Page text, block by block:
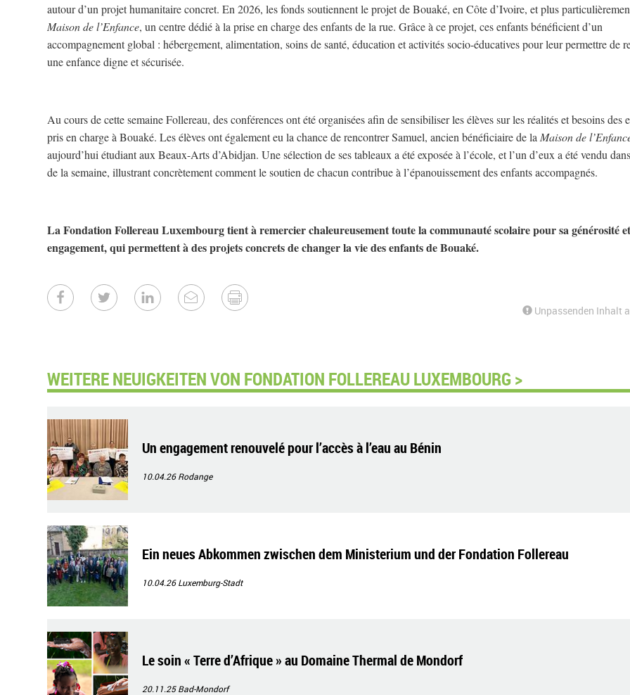
autour d’un projet humanitaire concret. En 2026, les fonds soutiennent le projet de Bouaké, en Côte d’Ivoire, et plus
Maison de l’Enfance, un centre dédié à la prise en charge des enfants de la rue. Grâce à ce projet, ces enfants bénéficient d’un
accompagnement global : hébergement, alimentation, soins de santé, éducation et activités socio-éducatives pour leur permettre de
une enfance digne et sécurisée.
Au cours de cette semaine Follereau, des conférences ont été organisées afin de sensibiliser les élèves sur les réalités et besoins des
pris en charge à Bouaké. Les élèves ont également eu la chance de rencontrer Samuel, ancien bénéficiaire de la Maison de
aujourd’hui étudiant aux Beaux-Arts d’Abidjan. Une sélection de ses tableaux a été exposée à l’école, et l’un d’eux a été vendu
de la semaine, illustrant concrètement comment le soutien de chacun contribue à l’épanouissement des enfants accompagnés.
La Fondation Follereau Luxembourg tient à remercier chaleureusement toute la communauté scolaire pour sa générosité
engagement, qui permettent à des projets concrets de changer la vie des enfants de Bouaké.
Unpassenden Inhalt
WEITERE NEUIGKEITEN VON FONDATION FOLLEREAU LUXEMBOURG >
Un engagement renouvelé pour l’accès à l’eau au Bénin
10.04.26Rodange
Ein neues Abkommen zwischen dem Ministerium und der Fondation Follereau
10.04.26Luxemburg-Stadt
Le soin « Terre d’Afrique » au Domaine Thermal de Mondorf
20.11.25Bad-Mondorf